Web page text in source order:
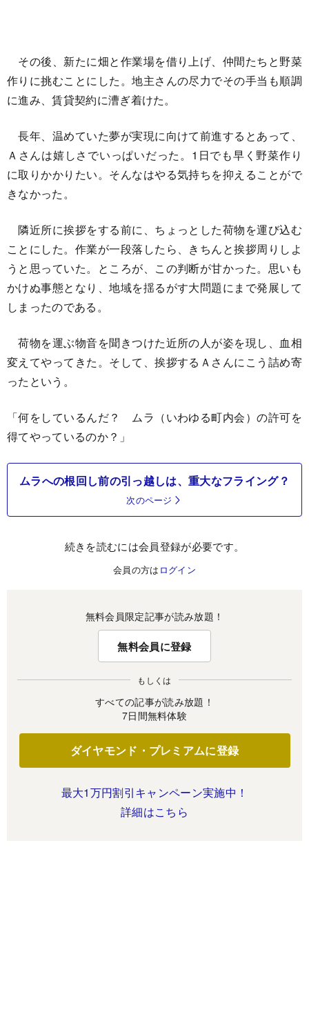
その後、新たに畑と作業場を借り上げ、仲間たちと野菜
作りに挑むことにした。地主さんの尽力でその手当も順調
に進み、賃貸契約に漕ぎ着けた。
長年、温めていた夢が実現に向けて前進するとあって、
Ａさんは嬉しさでいっぱいだった。1日でも早く野菜作り
に取りかかりたい。そんなはやる気持ちを抑えることがで
きなかった。
隣近所に挨拶をする前に、ちょっとした荷物を運び込む
ことにした。作業が一段落したら、きちんと挨拶周りしよ
うと思っていた。ところが、この判断が甘かった。思いも
かけぬ事態となり、地域を揺るがす大問題にまで発展して
しまったのである。
荷物を運ぶ物音を聞きつけた近所の人が姿を現し、血相
変えてやってきた。そして、挨拶するＡさんにこう詰め寄
ったという。
「何をしているんだ？ ムラ（いわゆる町内会）の許可を
得てやっているのか？」
ムラへの根回し前の引っ越しは、重大なフライング？
次のページ
続きを読むには会員登録が必要です。
会員の方は ログイン
無料会員限定記事が読み放題！
無料会員に登録
もしくは
すべての記事が読み放題！
7日間無料体験
ダイヤモンド・プレミアムに登録
最大1万円割引キャンペーン実施中！
詳細はこちら